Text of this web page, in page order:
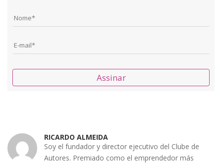
Assinar
RICARDO ALMEIDA
Soy el fundador y director ejecutivo del Clube de
Autores. Premiado como el emprendedor más